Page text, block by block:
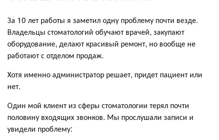
За 10 лет работы я заметил одну проблему почти везде.
Владельцы стоматологий обучают врачей, закупают
оборудование, делают красивый ремонт, но вообще не
работают с отделом продаж.
Хотя именно администратор решает, придет пациент или
нет.
Один мой клиент из сферы стоматологии терял почти
половину входящих звонков. Мы прослушали записи и
увидели проблему: